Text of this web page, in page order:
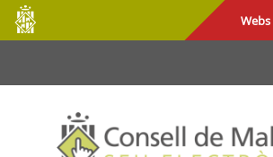
Salta al contingut principal
Consell
de
Mallorca